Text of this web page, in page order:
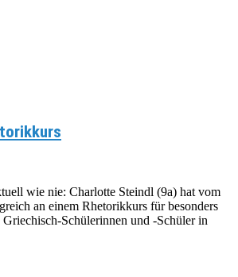
wie nie: Charlotte Steindl (9a) hat vom
an einem Rhetorikkurs für besonders
Schülerinnen und -Schüler in